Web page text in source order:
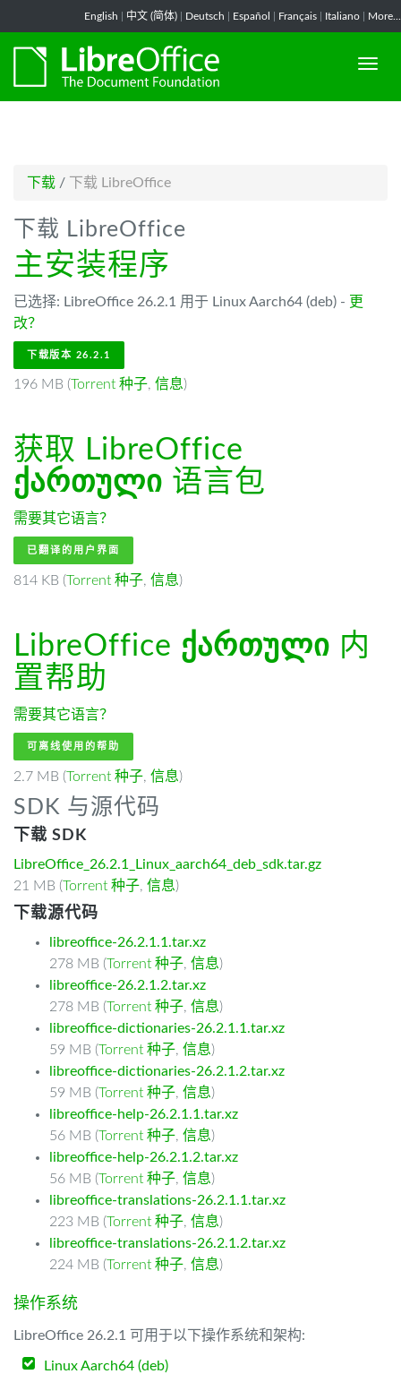
English 中文 (简体) Deutsch Español Français Italiano More...
下载 / 下载 LibreOffice
下载 LibreOffice
主安装程序
已选择: LibreOffice 26.2.1 用于 Linux Aarch64 (deb) - 更
改？
下载版本 26.2.1
196 MB (Torrent 种子, 信息)
获取 LibreOffice
ქართული 语言包
需要其它语言？
已翻译的用户界面
814 KB (Torrent 种子, 信息)
LibreOffice ქართული 内
置帮助
需要其它语言？
可离线使用的帮助
2.7 MB (Torrent 种子, 信息)
SDK 与源代码
下载 SDK
LibreOffice_26.2.1_Linux_aarch64_deb_sdk.tar.gz
21 MB (Torrent 种子, 信息)
下载源代码
libreoffice-26.2.1.1.tar.xz
278 MB (Torrent 种子, 信息)
libreoffice-26.2.1.2.tar.xz
278 MB (Torrent 种子, 信息)
libreoffice-dictionaries-26.2.1.1.tar.xz
59 MB (Torrent 种子, 信息)
libreoffice-dictionaries-26.2.1.2.tar.xz
59 MB (Torrent 种子, 信息)
libreoffice-help-26.2.1.1.tar.xz
56 MB (Torrent 种子, 信息)
libreoffice-help-26.2.1.2.tar.xz
56 MB (Torrent 种子, 信息)
libreoffice-translations-26.2.1.1.tar.xz
223 MB (Torrent 种子, 信息)
libreoffice-translations-26.2.1.2.tar.xz
224 MB (Torrent 种子, 信息)
操作系统
LibreOffice 26.2.1 可用于以下操作系统和架构:
Linux Aarch64 (deb)